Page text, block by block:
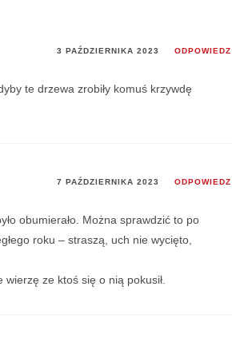
3 PAŹDZIERNIKA 2023 ODPOWIEDZ
te drzewa zrobiły komuś krzywdę
7 PAŹDZIERNIKA 2023 ODPOWIEDZ
obumierało. Można sprawdzić to po
roku – straszą, uch nie wycięto,
ze ktoś się o nią pokusił.